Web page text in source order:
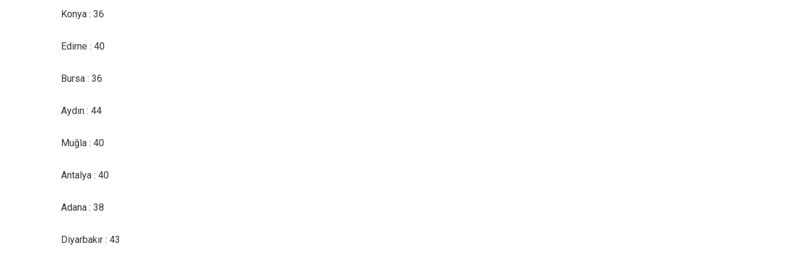
Konya : 36
Edirne : 40
Bursa : 36
Aydın : 44
Muğla : 40
Antalya : 40
Adana : 38
Diyarbakır : 43